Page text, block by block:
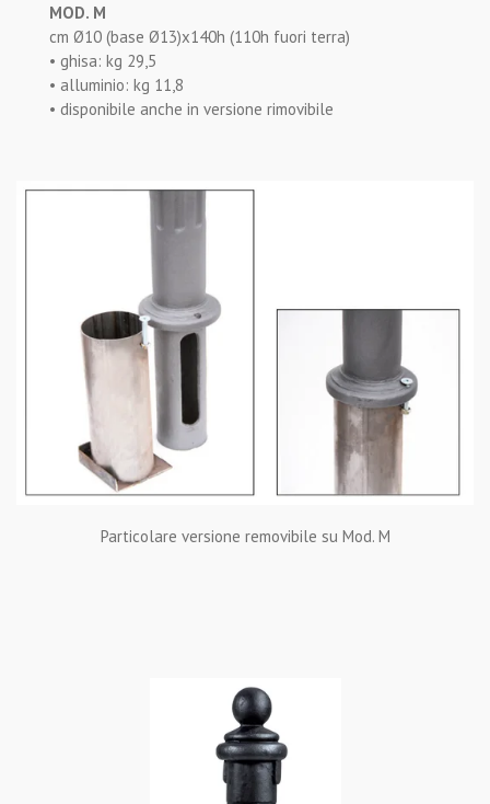
MOD. M
cm Ø10 (base Ø13)x140h (110h fuori terra)
• ghisa: kg 29,5
• alluminio: kg 11,8
• disponibile anche in versione rimovibile
Particolare versione removibile su Mod. M